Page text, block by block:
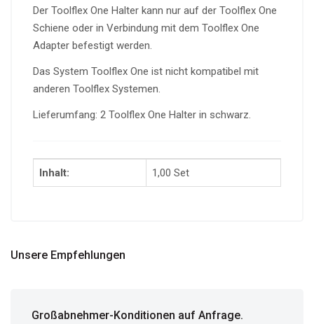
Der Toolflex One Halter kann nur auf der Toolflex One
Schiene oder in Verbindung mit dem Toolflex One
Adapter befestigt werden.
Das System Toolflex One ist nicht kompatibel mit
anderen Toolflex Systemen.
Lieferumfang: 2 Toolflex One Halter in schwarz.
Inhalt: 1,00 Set
Unsere Empfehlungen
Großabnehmer-Konditionen auf Anfrage.